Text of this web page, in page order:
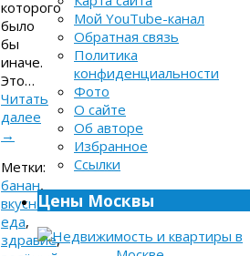
которого
было
бы
иначе.
Это…
Читать
далее
→
Метки:
банан,
вкусно,
еда,
здравие,
Мой YouTube-канал
Обратная связь
Политика
конфиденциальности
Фото
О сайте
Об авторе
Избранное
Ссылки
Цены Москвы